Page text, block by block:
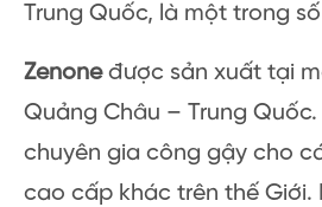
Trung Quốc, là một trong
Zenoneđược sản xuất tại
Quảng Châu – Trung
chuyên gia công gậy cho
cao cấp khác trên thế Giới.